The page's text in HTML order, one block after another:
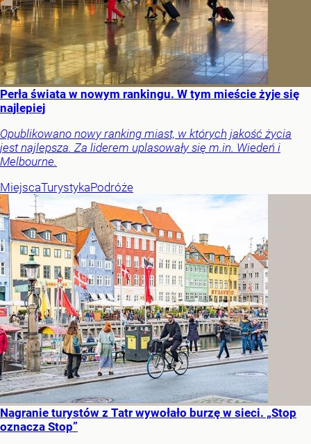
Perła świata w nowym rankingu. W tym mieście żyje się
najlepiej
Opublikowano nowy ranking miast, w których jakość życia
jest najlepsza. Za liderem uplasowały się m.in. Wiedeń i
Melbourne.
MiejscaTurystykaPodróże
Nagranie turystów z Tatr wywołało burzę w sieci. „Stop
oznacza Stop”